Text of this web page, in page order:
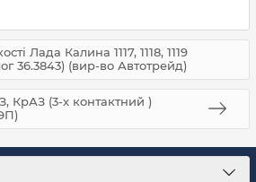
Лада Калина 1117, 1118, 1119
36.3843) (вир-во Автотрейд)
КрАЗ (3-х контактний )